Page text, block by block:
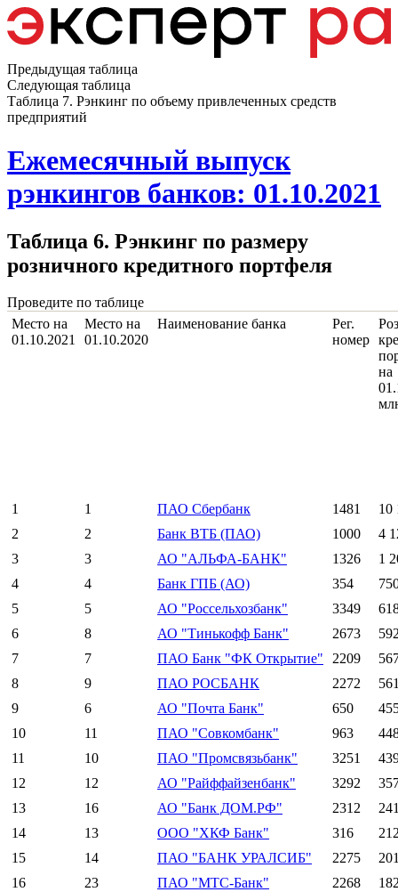
Предыдущая таблица
Следующая таблица
Таблица 7. Рэнкинг по объему привлеченных средств
предприятий
Ежемесячный выпуск
рэнкингов банков: 01.10.2021
Таблица 6. Рэнкинг по размеру
розничного кредитного портфеля
Проведите по таблице
Место на
01.10.2021
Место на
01.10.2020
Наименование банка
Рег.
номер
на
1 1 ПАО Сбербанк 1481
10
2
2 Банк ВТБ (ПАО) 1000
4
3
3 АО "АЛЬФА-БАНК" 1326
1
4
4 Банк ГПБ (АО) 354
5
5 АО "Россельхозбанк" 3349
6
8 АО "Тинькофф Банк" 2673
7
7 ПАО Банк "ФК Открытие" 2209
8
9 ПАО РОСБАНК 2272
9
6 АО "Почта Банк" 650
10
11 ПАО "Совкомбанк" 963
11
10 ПАО "Промсвязьбанк" 3251
12
12 АО "Райффайзенбанк" 3292
13
16 АО "Банк ДОМ.РФ" 2312
14
13 ООО "ХКФ Банк" 316
15
14 ПАО "БАНК УРАЛСИБ" 2275
16
23 ПАО "МТС-Банк" 2268